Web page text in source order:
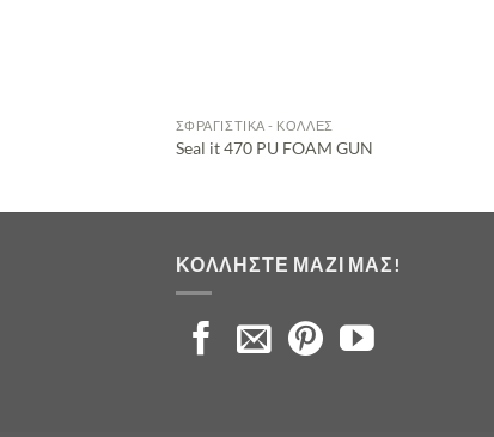
ΣΦΡΑΓΙΣΤΙΚΆ - ΚΌΛΛΕΣ
Seal it 470 PU FOAM GUN
ΚΟΛΛΉΣΤΕ ΜΑΖΊ ΜΑΣ!